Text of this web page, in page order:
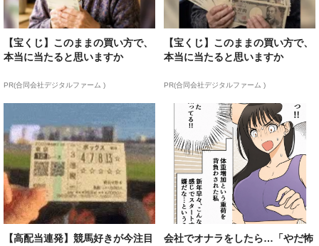
【宝くじ】このままの買い方で、
本当に当たると思いますか
PR(合同会社デジタルファーム )
【宝くじ】このままの買い方で、
本当に当たると思いますか
PR(合同会社デジタルファーム )
【高配当連発】競馬好きが今注目
会社でオナラをしたら…「やだ怖